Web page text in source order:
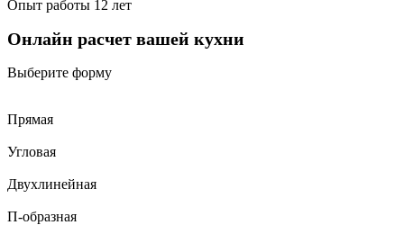
Опыт работы 12 лет
Онлайн расчет вашей кухни
Выберите форму
Прямая
Угловая
Двухлинейная
П-образная